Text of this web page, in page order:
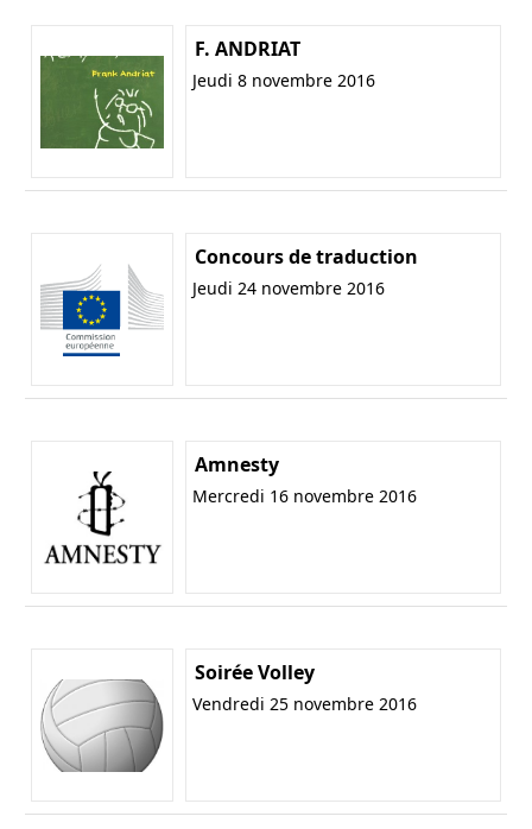
F. ANDRIAT
Jeudi 8 novembre 2016
Concours de traduction
Jeudi 24 novembre 2016
Amnesty
Mercredi 16 novembre 2016
Soirée Volley
Vendredi 25 novembre 2016